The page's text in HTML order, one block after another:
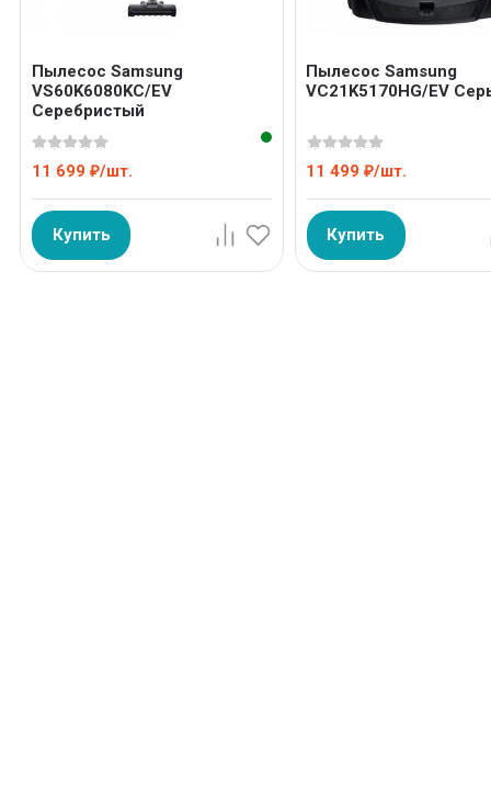
Пылесос Samsung
VS60K6080KC/EV
Серебристый
11 699 ₽/шт.
Купить
Пылесос Samsung
VC21K5170HG/EV
11 499 ₽/шт.
Купить